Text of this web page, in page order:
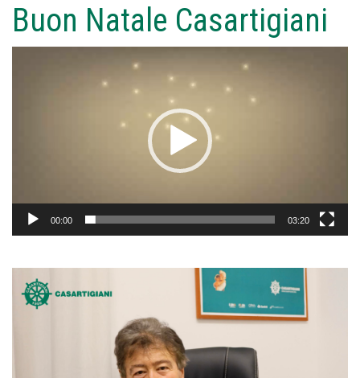
Buon Natale Casartigiani
00:00 03:20